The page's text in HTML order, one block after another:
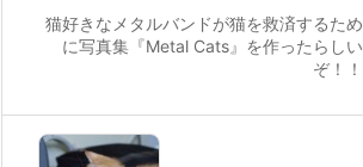
猫好きなメタルバンドが猫を救済するため
に写真集『Metal Cats』を作ったらしい
ぞ！！